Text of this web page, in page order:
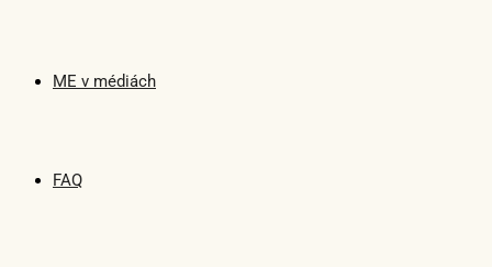
ME v médiách
FAQ